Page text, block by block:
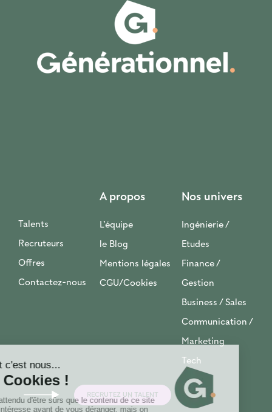
Talents
Recruteurs
Offres
Contactez-nous
A propos
L’équipe
le Blog
Mentions légales
CGU/Cookies
Nos univers
Ingénierie /
Etudes
Finance /
Gestion
Business / Sales
Communication /
Marketing
Tech
RECRUTEZ UN TALENT